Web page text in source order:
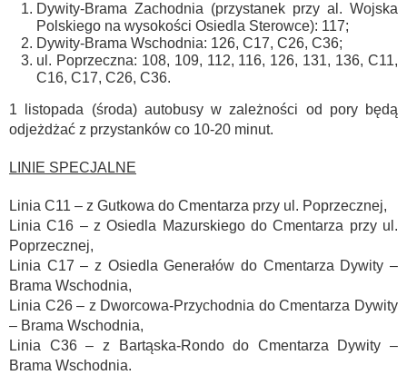
Dywity-Brama Zachodnia (przystanek przy al. Wojska
Polskiego na wysokości Osiedla Sterowce): 117;
Dywity-Brama Wschodnia: 126, C17, C26, C36;
ul. Poprzeczna: 108, 109, 112, 116, 126, 131, 136, C11,
C16, C17, C26, C36.
1 listopada (środa) autobusy w zależności od pory będą
odjeżdżać z przystanków co 10-20 minut.
LINIE SPECJALNE
Linia C11 – z Gutkowa do Cmentarza przy ul. Poprzecznej,
Linia C16 – z Osiedla Mazurskiego do Cmentarza przy ul.
Poprzecznej,
Linia C17 – z Osiedla Generałów do Cmentarza Dywity –
Brama Wschodnia,
Linia C26 – z Dworcowa-Przychodnia do Cmentarza Dywity
– Brama Wschodnia,
Linia C36 – z Bartąska-Rondo do Cmentarza Dywity –
Brama Wschodnia.